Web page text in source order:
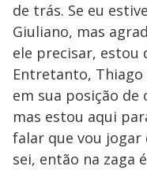
de trás. Se eu
Giuliano, mas
ele precisar, estou
Entretanto,
em sua posição
mas estou aqui
falar que vou jogar
sei, então na zaga